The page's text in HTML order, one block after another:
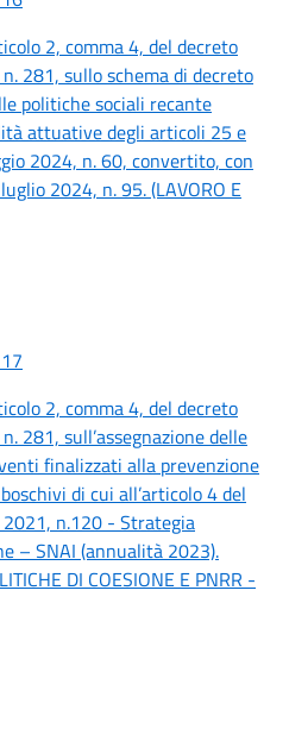
2, comma 4, del decreto
281, sullo schema di decreto
politiche sociali recante
attuative degli articoli 25 e
2024, n. 60, convertito, con
2024, n. 95. (LAVORO E
2, comma 4, del decreto
281, sull’assegnazione delle
finalizzati alla prevenzione
di cui all’articolo 4 del
n.120 - Strategia
– SNAI (annualità 2023).
DI COESIONE E PNRR -